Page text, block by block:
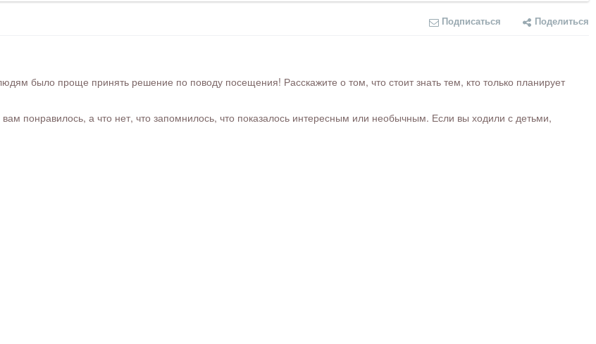
Подписаться Поделиться
было проще принять решение по поводу посещения! Расскажите о том, что стоит знать тем, кто только планирует
понравилось, а что нет, что запомнилось, что показалось интересным или необычным. Если вы ходили с детьми,